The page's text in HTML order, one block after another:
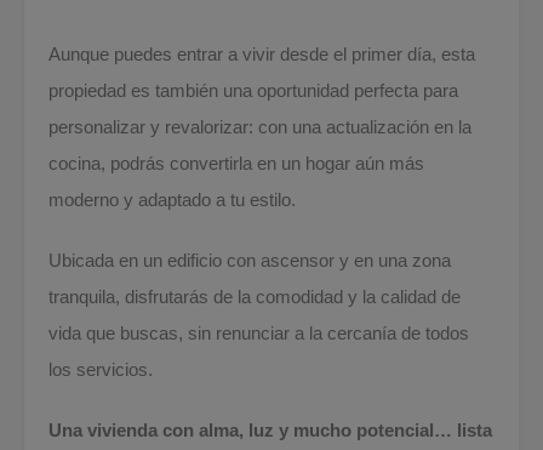
Aunque puedes entrar a vivir desde el primer día, esta
propiedad es también una oportunidad perfecta para
personalizar y revalorizar: con una actualización en la
cocina, podrás convertirla en un hogar aún más
moderno y adaptado a tu estilo.
Ubicada en un edificio con ascensor y en una zona
tranquila, disfrutarás de la comodidad y la calidad de
vida que buscas, sin renunciar a la cercanía de todos
los servicios.
Una vivienda con alma, luz y mucho potencial… lista